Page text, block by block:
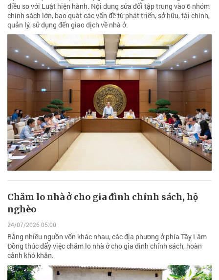
điều so với Luật hiện hành. Nội dung sửa đổi tập trung vào 6 nhóm
chính sách lớn, bao quát các vấn đề từ phát triển, sở hữu, tài chính,
quản lý, sử dụng đến giao dịch về nhà ở.
Chăm lo nhà ở cho gia đình chính sách, hộ
nghèo
24/07/2026 05:00
Bằng nhiều nguồn vốn khác nhau, các địa phương ở phía Tây Lâm
Đồng thúc đẩy việc chăm lo nhà ở cho gia đình chính sách, hoàn
cảnh khó khăn.